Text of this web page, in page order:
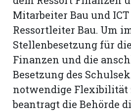
Mitarbeiter Bau und ICT
Ressortleiter Bau. Um
Stellenbesetzung für
Finanzen und die
Besetzung des
notwendige Flexibilität
beantragt die Behörde